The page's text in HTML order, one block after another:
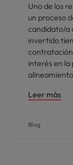
Uno de los
un proceso
candidato/a
invertido
interés en la
Leer más
Blog